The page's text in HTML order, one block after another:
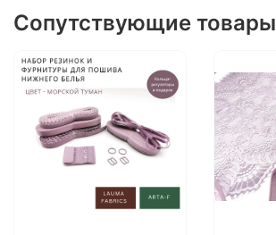
Сопутствующие товары